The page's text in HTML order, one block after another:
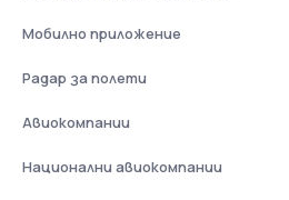
Мобилно приложение
Радар за полети
Авиокомпании
Национални авиокомпании